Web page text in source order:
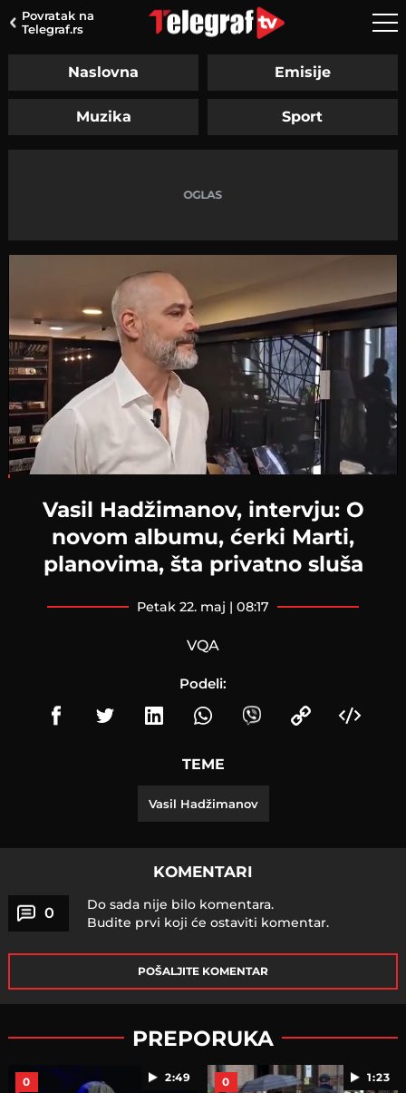
Povratak na
Telegraf.rs
Naslovna Emisije
Muzika Sport
Vasil Hadžimanov, intervju: O
novom albumu, ćerki Marti,
planovima, šta privatno sluša
petak 22. maj | 08:17
VQA
Podeli:
TEME
Vasil Hadžimanov
KOMENTARI
0
Do sada nije bilo komentara.
Budite prvi koji će ostaviti komentar.
POŠALJITE KOMENTAR
PREPORUKA
2:49
0 1:23
0